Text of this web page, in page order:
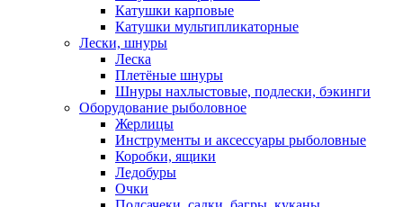
Катушки карповые
Катушки мультипликаторные
Лески, шнуры
Леска
Плетёные шнуры
Шнуры нахлыстовые, подлески, бэкинги
Оборудование рыболовное
Жерлицы
Инструменты и аксессуары рыболовные
Коробки, ящики
Ледобуры
Очки